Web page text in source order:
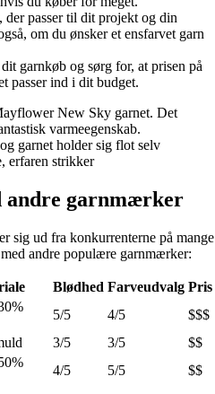
passer til dit projekt og din
om du ønsker et ensfarvet garn
garnkøb og sørg for, at prisen på
passer ind i dit budget.
New Sky garnet. Det
varmeegenskab.
garnet holder sig flot selv
erfaren strikker
andre garnmærker
sig ud fra konkurrenterne på mange
andre populære garnmærker:
Blødhed Farveudvalg Pris
5/5 4/5
$$$
3/5 3/5
$$
4/5 5/5 $$